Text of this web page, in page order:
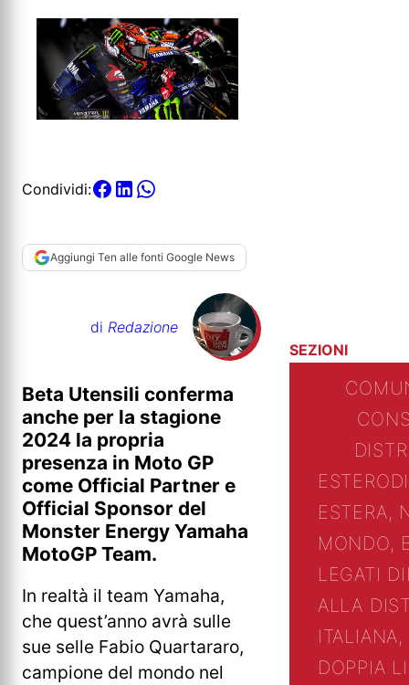
Condividi:
Aggiungi Ten alle fonti Google News
di Redazione
Beta Utensili conferma
anche per la stagione
2024 la propria
presenza in Moto GP
come Official Partner e
Official Sponsor del
Monster Energy Yamaha
MotoGP Team.
In realtà il team Yamaha,
che quest’anno avrà sulle
sue selle Fabio Quartararo,
campione del mondo nel
SEZIONI
ESTERO
ESTERA,
MONDO,
LEGATI
ALLA
DOPPIA